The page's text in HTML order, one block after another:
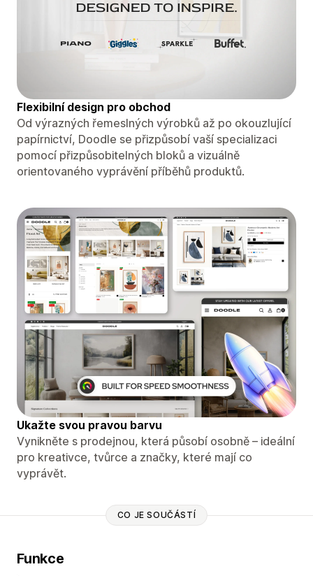
Flexibilní design pro obchod
Od výrazných řemeslných výrobků až po okouzlující
papírnictví, Doodle se přizpůsobí vaší specializaci
pomocí přizpůsobitelných bloků a vizuálně
orientovaného vyprávění příběhů produktů.
Ukažte svou pravou barvu
Vynikněte s prodejnou, která působí osobně – ideální
pro kreativce, tvůrce a značky, které mají co
vyprávět.
CO JE SOUČÁSTÍ
Funkce